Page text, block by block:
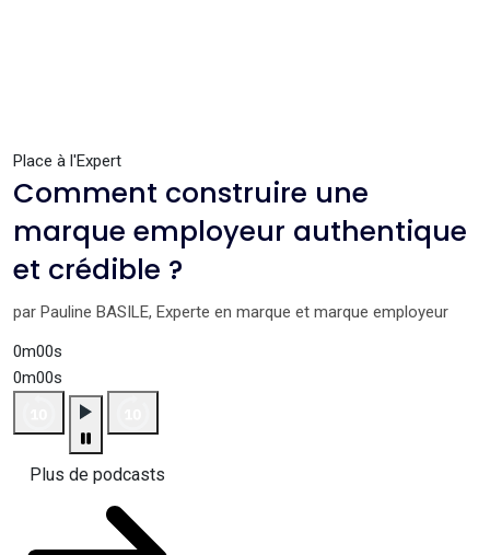
Place à l'Expert
Comment construire une
marque employeur authentique
et crédible ?
par Pauline BASILE, Experte en marque et marque employeur
0m00s
0m00s
Plus de podcasts